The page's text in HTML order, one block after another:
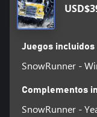
Juegos incluidos
SnowRunner -
Complementos
SnowRunner -